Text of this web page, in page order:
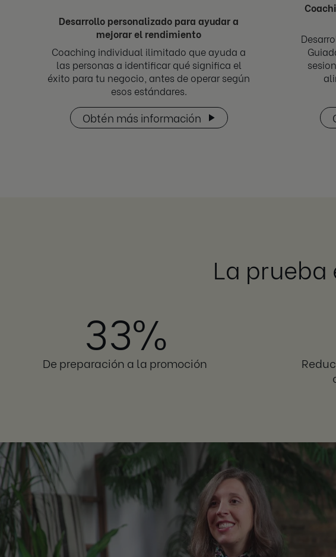
Desarrollo personalizado para ayudar a
mejorar el rendimiento
Coaching individual ilimitado que ayuda a
las personas a identificar qué significa el
éxito para tu negocio, antes de operar según
esos estándares.
Obtén más información
La
33%
De preparación a la promoción